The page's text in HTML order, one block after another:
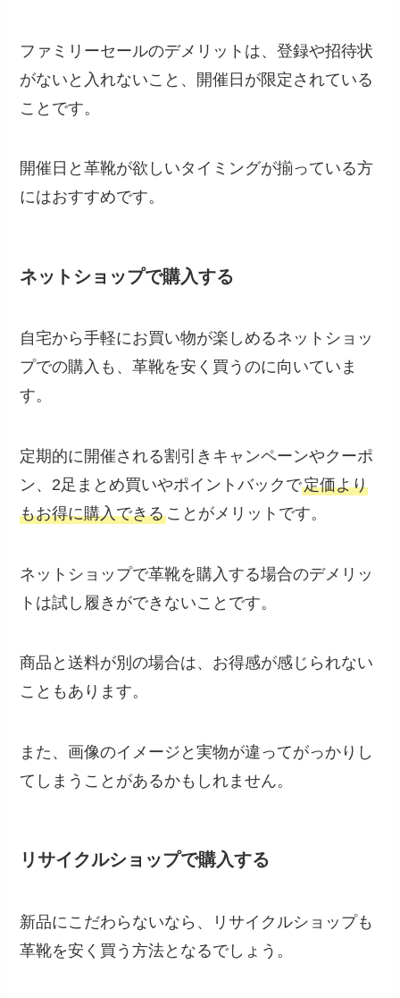
ファミリーセールのデメリットは、登録や招待状
がないと入れないこと、開催日が限定されている
ことです。
開催日と革靴が欲しいタイミングが揃っている方
にはおすすめです。
ネットショップで購入する
自宅から手軽にお買い物が楽しめるネットショッ
プでの購入も、革靴を安く買うのに向いていま
す。
定期的に開催される割引きキャンペーンやクーポ
ン、2足まとめ買いやポイントバックで定価より
もお得に購入できることがメリットです。
ネットショップで革靴を購入する場合のデメリッ
トは試し履きができないことです。
商品と送料が別の場合は、お得感が感じられない
こともあります。
また、画像のイメージと実物が違ってがっかりし
てしまうことがあるかもしれません。
リサイクルショップで購入する
新品にこだわらないなら、リサイクルショップも
革靴を安く買う方法となるでしょう。